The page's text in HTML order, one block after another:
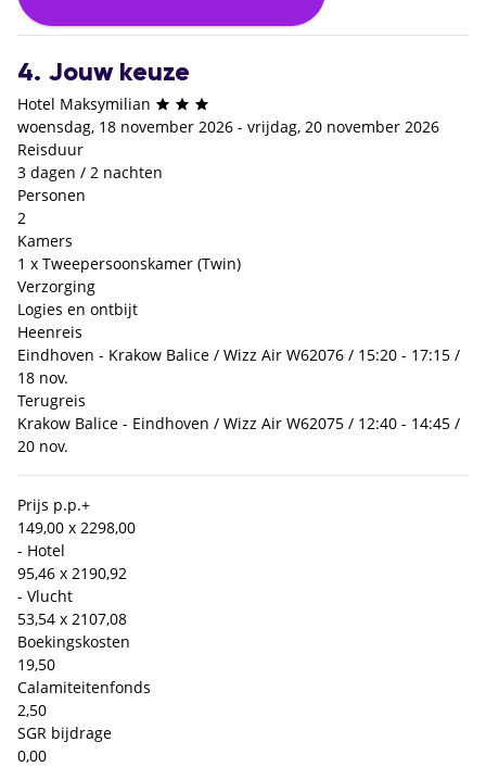
4. Jouw keuze
Hotel Maksymilian
woensdag, 18 november 2026 - vrijdag, 20 november 2026
Reisduur
3 dagen / 2 nachten
Personen
2
Kamers
1 x Tweepersoonskamer (Twin)
Verzorging
Logies en ontbijt
Heenreis
Eindhoven - Krakow Balice / Wizz Air W62076 / 15:20 - 17:15 /
18 nov.
Terugreis
Krakow Balice - Eindhoven / Wizz Air W62075 / 12:40 - 14:45 /
20 nov.
Prijs p.p.+
149,00 x 2298,00
- Hotel
95,46 x 2190,92
- Vlucht
53,54 x 2107,08
Boekingskosten
19,50
Calamiteitenfonds
2,50
SGR bijdrage
0,00